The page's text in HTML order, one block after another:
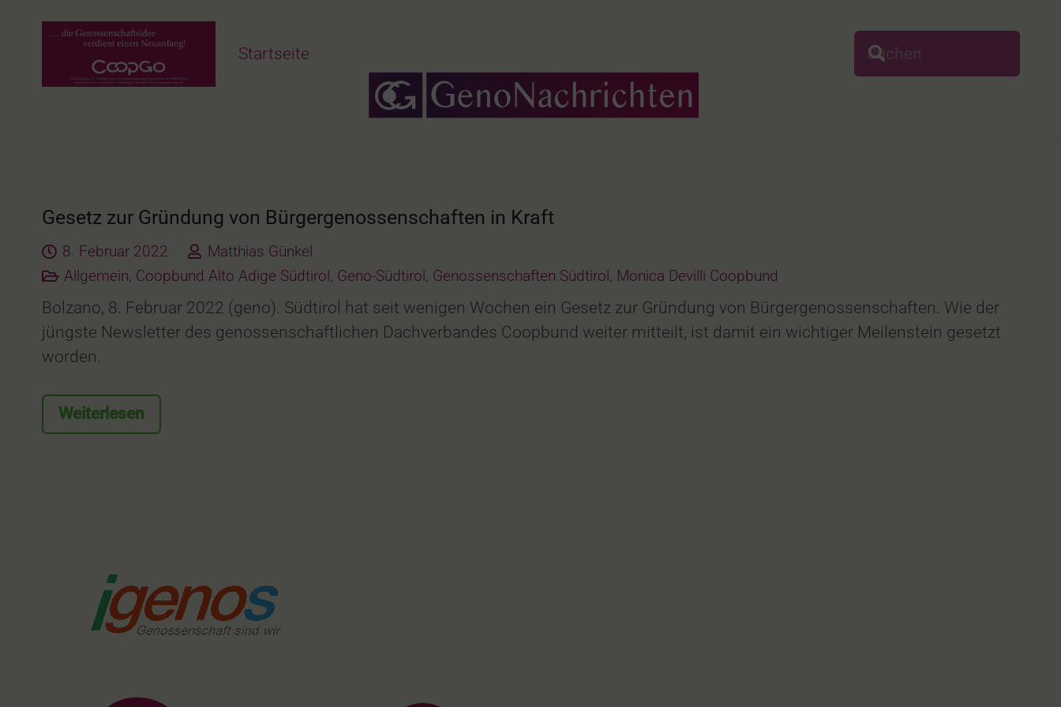
Startseite
Gesetz zur Gründung von Bürgergenossenschaften in Kraft
8. Februar 2022
Matthias Günkel
Allgemein, Coopbund Alto Adige Südtirol, Geno-Südtirol, Genossenschaften Südtirol, Monica Devilli Coopbund
Bolzano, 8. Februar 2022 (geno). Südtirol hat seit wenigen Wochen ein Gesetz zur Gründung von Bürgergenossenschaften. Wie der
jüngste Newsletter des genossenschaftlichen Dachverbandes Coopbund weiter mitteilt, ist damit ein wichtiger Meilenstein gesetzt
worden.
Weiterlesen